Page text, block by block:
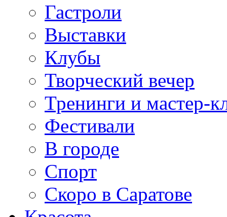
Гастроли
Выставки
Клубы
Творческий вечер
Тренинги и мастер-
Фестивали
В городе
Спорт
Скоро в Саратове